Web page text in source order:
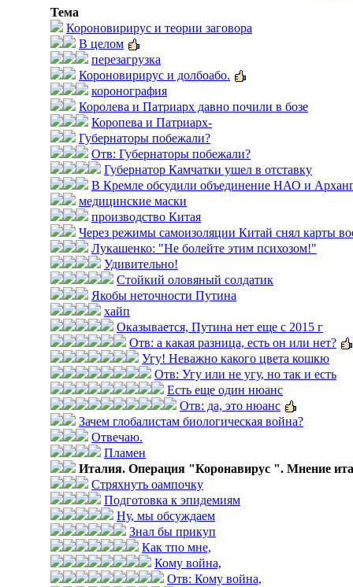
Тема
Короновирирус и теории заговора
В целом
перезагрузка
Короновирирус и долбоабо.
коронография
Королева и Патриарх давно почили в бозе
Коропева и Патриарх-
Губернаторы побежали?
Отв: Губернаторы побежали?
Губернатор Камчатки ушел в отставку
В Кремле обсудили объединение НАО и
медицинские маски
производство Китая
Через режимы самоизоляции Китай снял карты
Лукашенко: "Не болейте этим психозом!"
Удивительно!
Стойкий оловяный солдатик
Якобы неточности Путина
хайп
Оказывается, Путина нет еще с 2015 г
Отв: а какая разница, есть он или нет?
Угу! Неважно какого цвета кошкю
Отв: Угу или не угу, но так и есть
Есть еще один нюанс
Отв: да, это нюанс
Зачем глобалистам биологическая война?
Отвечаю.
Пламен
Италия. Операция "Коронавирус ". Мнение
Стряхнуть оампочку
Подготовка к эпидемиям
Ну, мы обсуждаем
Знал бы прикуп
Как тпо мне,
Кому война,
Отв: Кому война,